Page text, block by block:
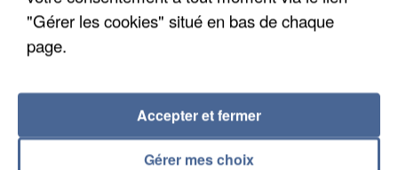
"Gérer les cookies" situé en bas de chaque
page.
Gérer mes choix
Accepter et fermer